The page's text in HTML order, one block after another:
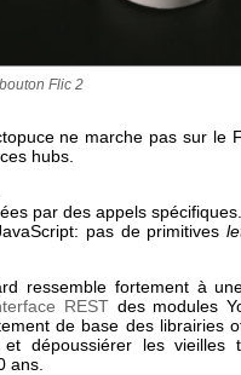
Flic 2
ne marche pas sur le
hubs.
par des appels spécifiques.
pas de primitives
ressemble fortement à
RESTdes modules
de base des librairies
dépoussiérer les vieilles
ans.